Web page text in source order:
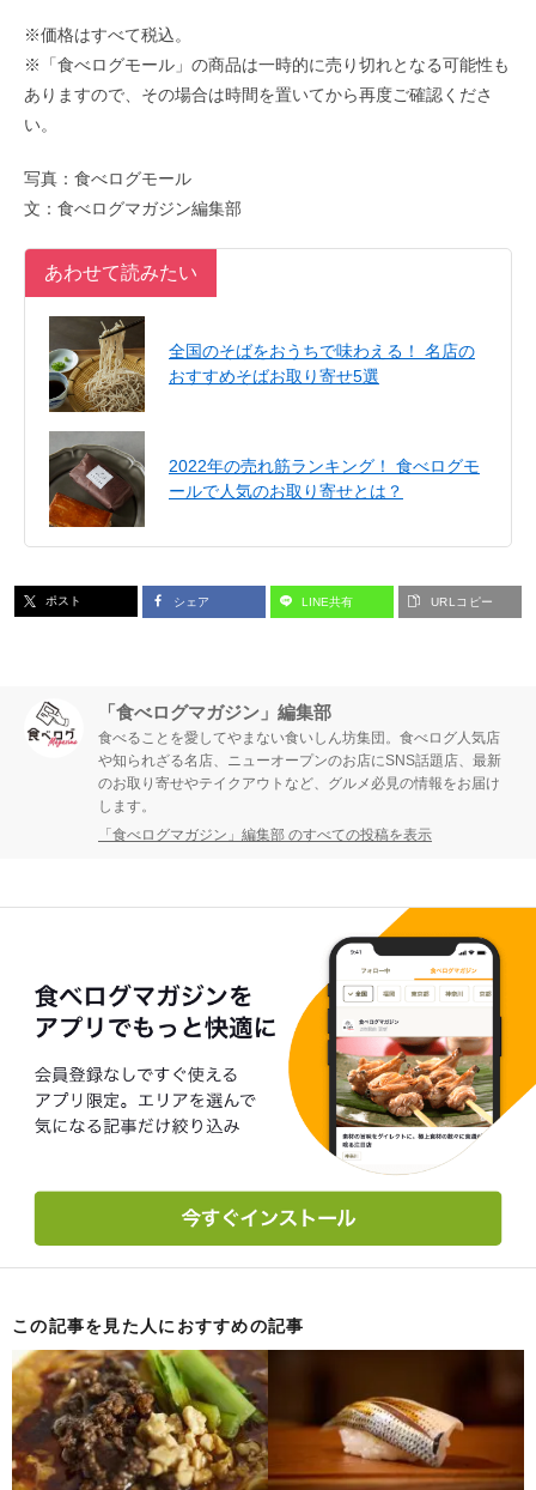
※価格はすべて税込。
※「食べログモール」の商品は一時的に売り切れとなる可能性も
ありますので、その場合は時間を置いてから再度ご確認くださ
い。
写真：食べログモール
文：食べログマガジン編集部
あわせて読みたい
全国のそばをおうちで味わえる！ 名店の
おすすめそばお取り寄せ5選
2022年の売れ筋ランキング！ 食べログモ
ールで人気のお取り寄せとは？
ポスト シェア LINE共有 URLコピー
「食べログマガジン」編集部
食べることを愛してやまない食いしん坊集団。食べログ人気店
や知られざる名店、ニューオープンのお店にSNS話題店、最新
のお取り寄せやテイクアウトなど、グルメ必見の情報をお届け
します。
「食べログマガジン」編集部 のすべての投稿を表示
この記事を見た人におすすめの記事